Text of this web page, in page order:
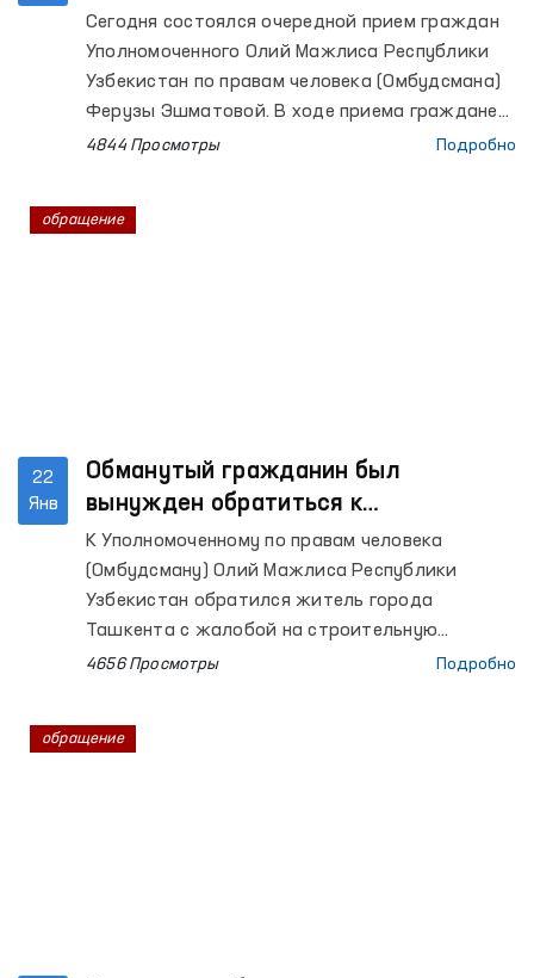
Сегодня состоялся очередной прием граждан
Уполномоченного Олий Мажлиса Республики
Узбекистан по правам человека (Омбудсмана)
Ферузы Эшматовой. В ходе приема граждане
обращались с вопросами, касающимися
прав осужденных, банковских и кредитных
4844 Просмотры Подробно
22
Янв
Обманутый гражданин был
вынужден обратиться к
Омбудсману: обращения изучаются
на местах
К Уполномоченному по правам человека
(Омбудсману) Олий Мажлиса Республики
Узбекистан обратился житель города
Ташкента с жалобой на строительную
компанию в связи с тем, что уже почти 7 лет
4656 Просмотры Подробно
обращение
обращение